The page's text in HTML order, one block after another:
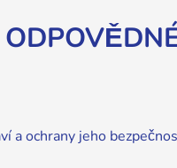
a ochrany jeho